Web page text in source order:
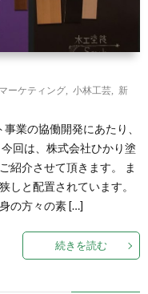
マーケティング 小林工芸
新
業の協働開発にあたり、
回は、株式会社ひかり塗
紹介させて頂きます。 ま
しと配置されています。
の方々の素 […]
続きを読む